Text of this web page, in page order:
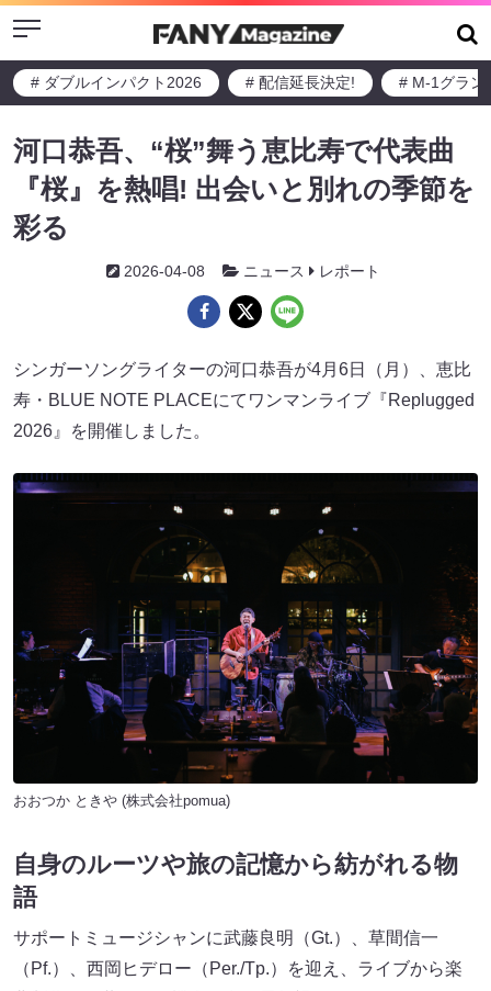
Menu
# ダブルインパクト2026 # 配信延長決定! # M-1グラン
河口恭吾、“桜”舞う恵比寿で代表曲
『桜』を熱唱! 出会いと別れの季節を
彩る
2026-04-08 ニュース レポート
シンガーソングライターの河口恭吾が4月6日（月）、恵比
寿・BLUE NOTE PLACEにてワンマンライブ『Replugged
2026』を開催しました。
おおつか ときや (株式会社pomua)
自身のルーツや旅の記憶から紡がれる物
語
サポートミュージシャンに武藤良明（Gt.）、草間信一
（Pf.）、西岡ヒデロー（Per./Tp.）を迎え、ライブから楽